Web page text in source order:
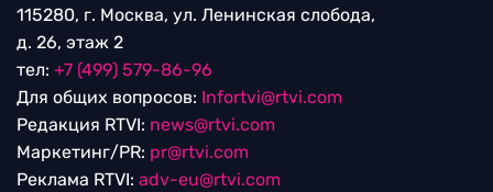
115280, г. Москва, ул. Ленинская слобода,
д. 26, этаж 2
тел: +7 (499) 579-86-96
Для общих вопросов: Infortvi@rtvi.com
Редакция RTVI: news@rtvi.com
Маркетинг/PR: pr@rtvi.com
Реклама RTVI: adv-eu@rtvi.com